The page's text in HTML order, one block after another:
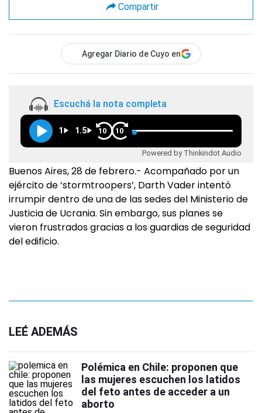
Compartir
Agregar Diario de Cuyo en
Escuchá la nota completa
1 1.5 10 10
Powered by Thinkindot Audio
Buenos Aires, 28 de febrero.- Acompañado por un
ejército de ‘stormtroopers’, Darth Vader intentó
irrumpir dentro de una de las sedes del Ministerio de
Justicia de Ucrania. Sin embargo, sus planes se
vieron frustrados gracias a los guardias de seguridad
del edificio.
LEÉ ADEMÁS
Polémica en Chile: proponen que
las mujeres escuchen los latidos
del feto antes de acceder a un
aborto